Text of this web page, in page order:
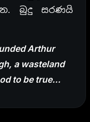
බුදු සරණයි
Arthur
a wasteland
to be true…